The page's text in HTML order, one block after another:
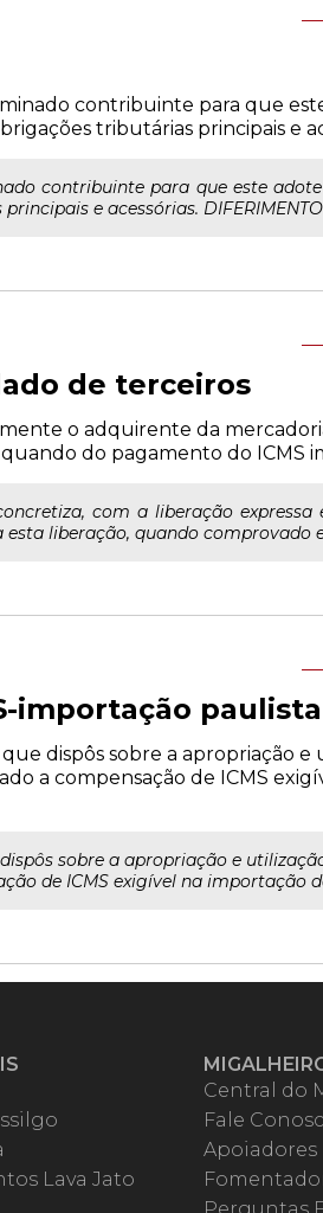
contribuinte para que
tributárias principais e
contribuinte para que este
e acessórias. DIFERIMENTO
de terceiros
o adquirente da
do pagamento do ICMS
com a liberação
liberação, quando comprovado
importação paulista
dispôs sobre a apropriação
a compensação de ICMS
sobre a apropriação e
de ICMS exigível na importação
Lava Jato
Central do
Fale
Apoiadores